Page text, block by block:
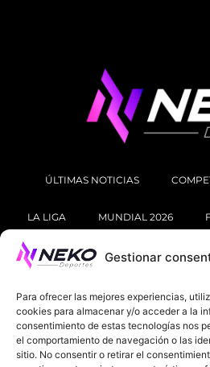
Gestionar
Para ofrecer las mejores experiencias,
cookies para almacenar y/o acceder a la
consentimiento de estas tecnologías nos
el comportamiento de navegación o las
sitio. No consentir o retirar el
ÚLTIMAS NOTICIAS
LA LIGA MUNDIAL 2026
SOBRE
AVISOS LEGALES
POLÍTICA DE
@2025. TODOS LOS